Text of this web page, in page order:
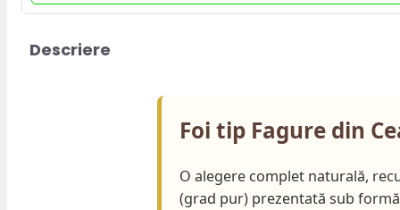
Descriere
Foi tip Fagure din
O alegere complet naturală,
(grad pur) prezentată sub